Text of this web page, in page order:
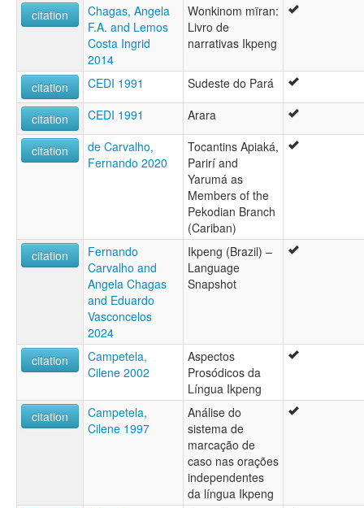
citation
Chagas, Angela
F.A. and Lemos
Costa Ingrid
2014
Wonkinom mïran:
Livro de
narrativas Ikpeng
citation CEDI 1991 Sudeste do Pará
citation CEDI 1991 Arara
citation
de Carvalho,
Fernando 2020
Tocantins Apiaká,
Parirí and
Yarumá as
Members of the
Pekodian Branch
(Cariban)
citation
Fernando
Carvalho and
Angela Chagas
and Eduardo
Vasconcelos
2024
Ikpeng (Brazil) –
Language
Snapshot
citation
Campetela,
Cilene 2002
Aspectos
Prosódicos da
Língua Ikpeng
citation
Campetela,
Cilene 1997
Análise do
sistema de
marcação de
caso nas orações
independentes
da língua Ikpeng